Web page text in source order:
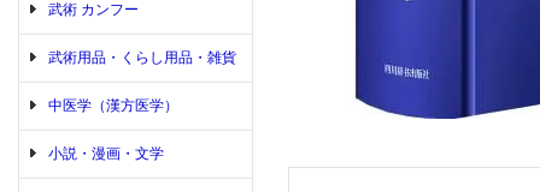
武術 カンフー
武術用品・くらし用品・雑貨
中医学（漢方医学）
小説・漫画・文学